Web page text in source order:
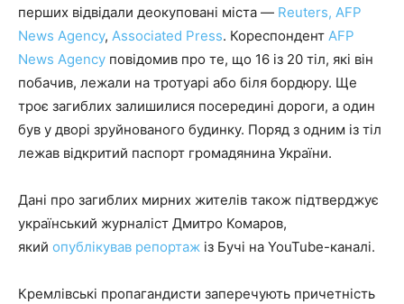
перших відвідали деокуповані міста — Reuters, AFP
News Agency, Associated Press. Кореспондент AFP
News Agency повідомив про те, що 16 із 20 тіл, які він
побачив, лежали на тротуарі або біля бордюру. Ще
троє загиблих залишилися посередині дороги, а один
був у дворі зруйнованого будинку. Поряд з одним із тіл
лежав відкритий паспорт громадянина України.
Дані про загиблих мирних жителів також підтверджує
український журналіст Дмитро Комаров,
який опублікував репортаж із Бучі на YouTube-каналі.
Кремлівські пропагандисти заперечують причетність